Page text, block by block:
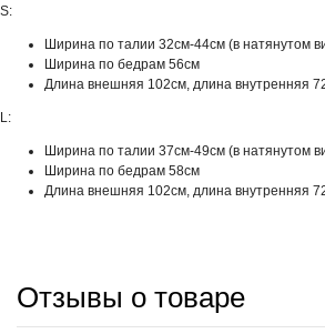
S:
Ширина по талии 32см-44см (в натянутом
Ширина по бедрам 56см
Длина внешняя 102см, длина внутренняя
L:
Ширина по талии 37см-49см (в натянутом
Ширина по бедрам 58см
Длина внешняя 102см, длина внутренняя
Отзывы о товаре